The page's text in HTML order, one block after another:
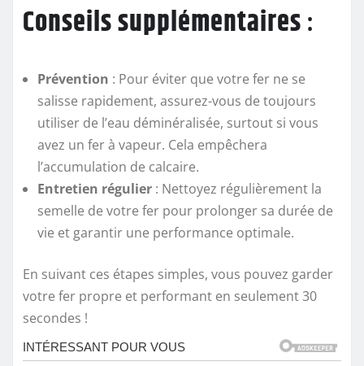
Conseils supplémentaires:
Prévention : Pour éviter que votre fer ne se
salisse rapidement, assurez-vous de toujours
utiliser de l’eau déminéralisée, surtout si vous
avez un fer à vapeur. Cela empêchera
l’accumulation de calcaire.
Entretien régulier : Nettoyez régulièrement la
semelle de votre fer pour prolonger sa durée de
vie et garantir une performance optimale.
En suivant ces étapes simples, vous pouvez garder
votre fer propre et performant en seulement 30
secondes !